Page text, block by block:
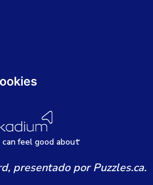
feel good about
presentado por Puzzles.ca.